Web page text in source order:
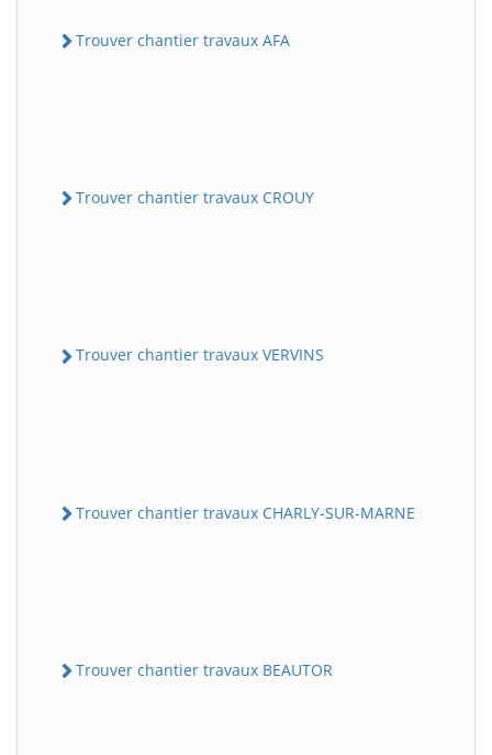
Trouver chantier travaux AFA
Trouver chantier travaux CROUY
Trouver chantier travaux VERVINS
Trouver chantier travaux CHARLY-SUR-MARNE
Trouver chantier travaux BEAUTOR